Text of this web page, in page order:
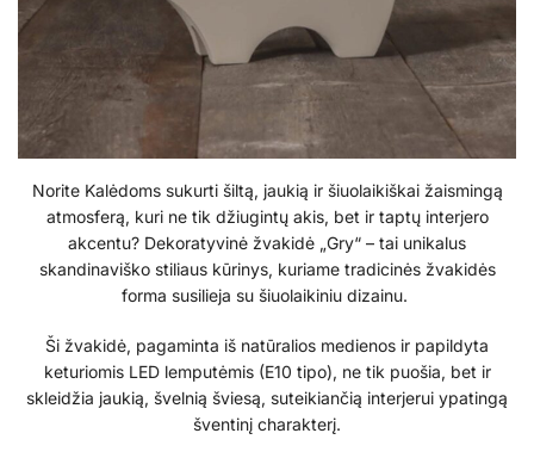
Norite Kalėdoms sukurti šiltą, jaukią ir šiuolaikiškai žaismingą
atmosferą, kuri ne tik džiugintų akis, bet ir taptų interjero
akcentu? Dekoratyvinė žvakidė „Gry“ – tai unikalus
skandinaviško stiliaus kūrinys, kuriame tradicinės žvakidės
forma susilieja su šiuolaikiniu dizainu.
Ši žvakidė, pagaminta iš natūralios medienos ir papildyta
keturiomis LED lemputėmis (E10 tipo), ne tik puošia, bet ir
skleidžia jaukią, švelnią šviesą, suteikiančią interjerui ypatingą
šventinį charakterį.